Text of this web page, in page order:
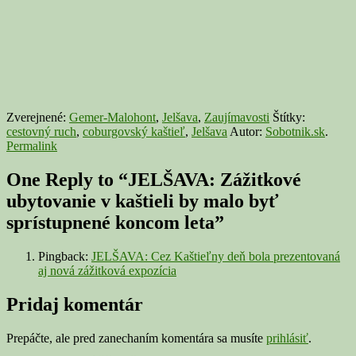
Zverejnené: Gemer-Malohont, Jelšava, Zaujímavosti Štítky:
cestovný ruch, coburgovský kaštieľ, Jelšava Autor: Sobotnik.sk.
Permalink
One Reply to “JELŠAVA: Zážitkové
ubytovanie v kaštieli by malo byť
sprístupnené koncom leta”
Pingback: JELŠAVA: Cez Kaštieľny deň bola prezentovaná
aj nová zážitková expozícia
Pridaj komentár
Prepáčte, ale pred zanechaním komentára sa musíte prihlásiť.